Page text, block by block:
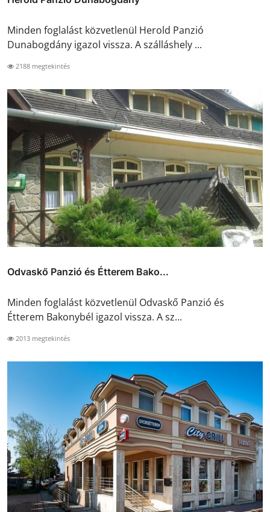
Minden foglalást közvetlenül Herold Panzió
Dunabogdány igazol vissza. A szálláshely ...
2188 megtekintés
Odvaskő Panzió és Étterem Bako...
Minden foglalást közvetlenül Odvaskő Panzió és
Étterem Bakonybél igazol vissza. A sz...
2013 megtekintés